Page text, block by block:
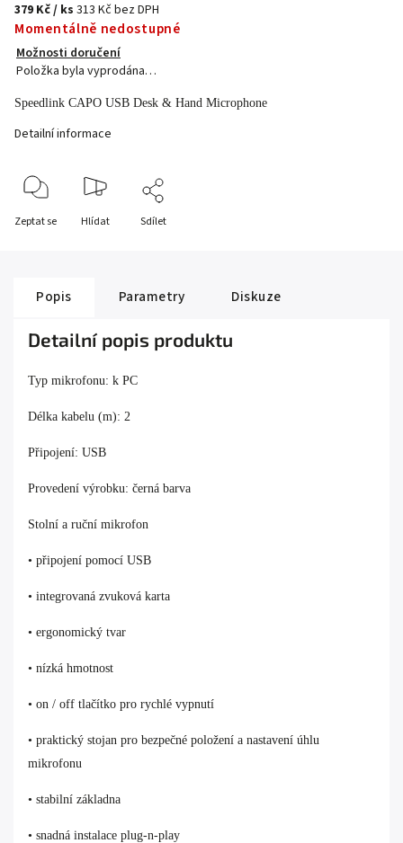
379 Kč/ ks 313 Kč bez DPH
Momentálně nedostupné
Možnosti doručení
Položka byla vyprodána…
Speedlink CAPO USB Desk & Hand Microphone
Detailní informace
Zeptat se Hlídat Sdílet
Popis Parametry Diskuze
Detailní popis produktu
Typ mikrofonu: k PC
Délka kabelu (m): 2
Připojení: USB
Provedení výrobku: černá barva
Stolní a ruční mikrofon
• připojení pomocí USB
• integrovaná zvuková karta
• ergonomický tvar
• nízká hmotnost
• on / off tlačítko pro rychlé vypnutí
• praktický stojan pro bezpečné položení a nastavení úhlu
mikrofonu
• stabilní základna
• snadná instalace plug-n-play